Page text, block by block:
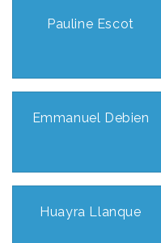
Pauline Escot
Emmanuel Debien
Huayra Llanque